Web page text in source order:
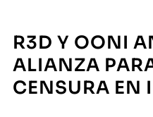
R3D Y OONI
ALIANZA
CENSURA EN